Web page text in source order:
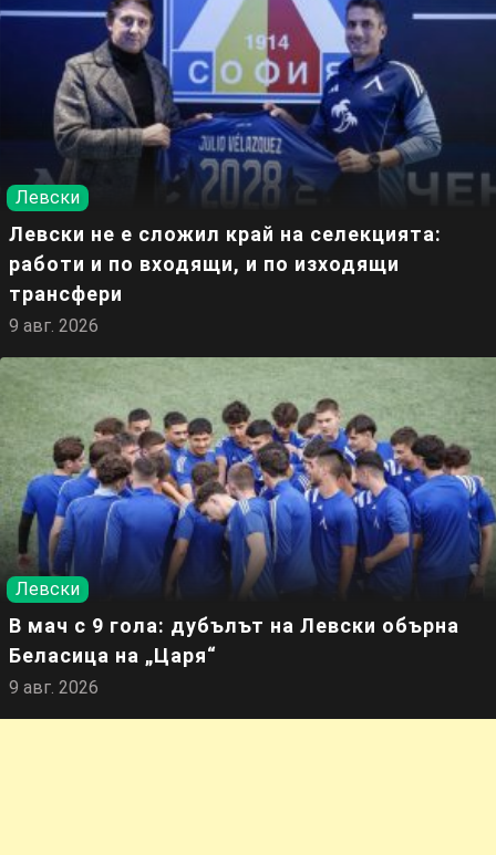
Левски
Левски не е сложил край на селекцията:
работи и по входящи, и по изходящи
трансфери
9 авг. 2026
Левски
В мач с 9 гола: дубълът на Левски обърна
Беласица на „Царя“
9 авг. 2026